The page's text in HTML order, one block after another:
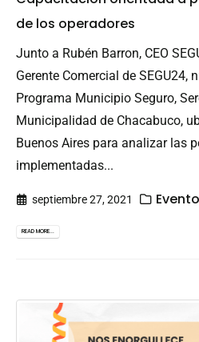
de los operadores
Junto a Rubén Barron, CEO
Gerente Comercial de SEGU24,
Programa Municipio Seguro,
Municipalidad de Chacabuco,
Buenos Aires para analizar las
implementadas...
septiembre 27, 2021
READ MORE...